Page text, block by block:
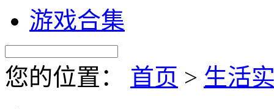
游戏合集
您的位置： 首页 > 生活